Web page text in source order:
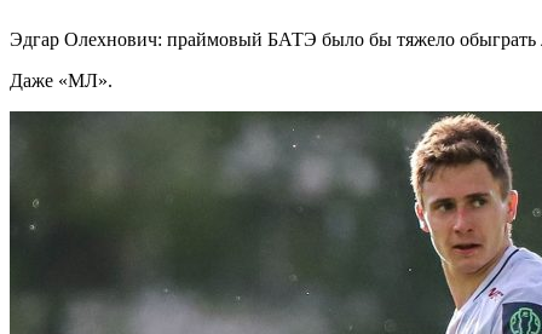
Эдгар Олехнович: праймовый БАТЭ было бы тяжело обыграть
Даже «МЛ».